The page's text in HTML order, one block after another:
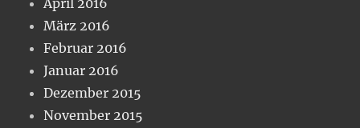
März 2016
Februar 2016
Januar 2016
Dezember 2015
November 2015